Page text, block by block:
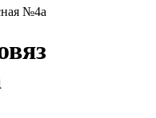
№4а